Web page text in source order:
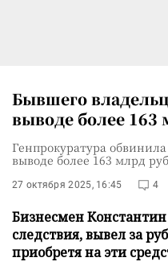
Бывшего
выводе более 163
Генпрокуратура
выводе более 163 млрд
27 октября 2025, 16:45 4
Бизнесмен
следствия, вывел за
приобретя на эти